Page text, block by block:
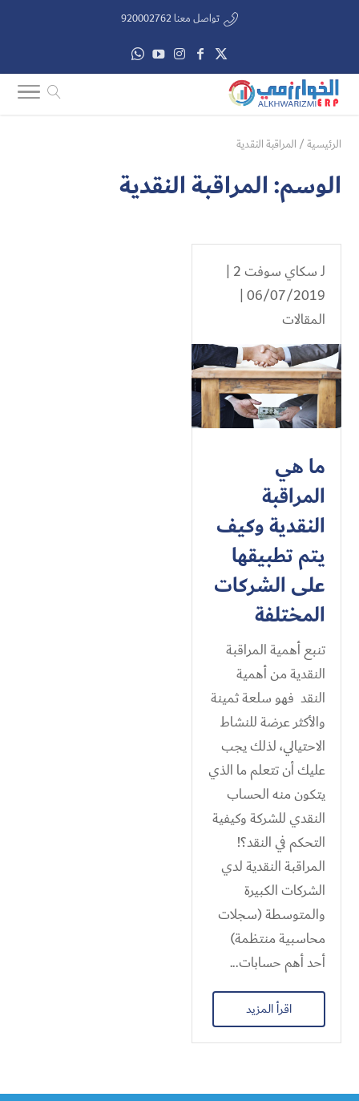
تواصل معنا 920002762
الرئيسية/ المراقبة النقدية
الوسم:المراقبة النقدية
لـسكاي سوفت 2
|
06/07/2019 |
المقالات
ما هي
المراقبة
النقدية وكيف
يتم تطبيقها
على الشركات
المختلفة
تنبع أهمية المراقبة
النقدية من أهمية
النقد فهو سلعة ثمينة
والأكثر عرضة للنشاط
الاحتيالي، لذلك يجب
عليك أن تتعلم ما الذي
يتكون منه الحساب
النقدي للشركة وكيفية
التحكم في النقد؟!
المراقبة النقدية لدي
الشركات الكبيرة
والمتوسطة (سجلات
محاسبية منتظمة)
أحد أهم حسابات...
اقرأ المزيد